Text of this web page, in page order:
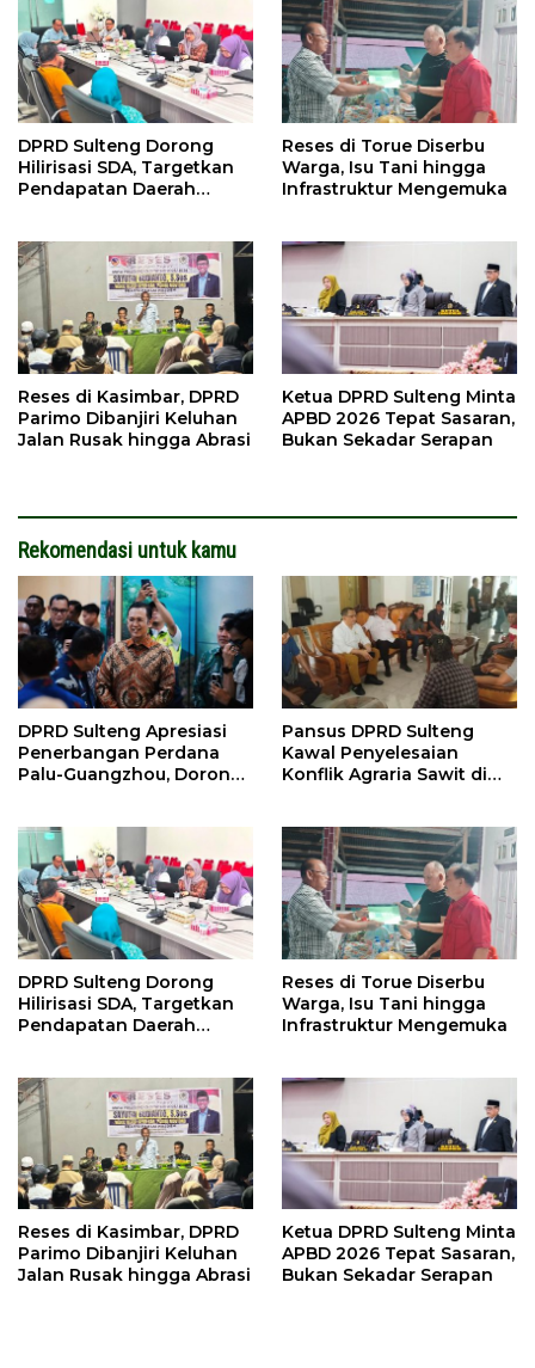
DPRD Sulteng Dorong
Hilirisasi SDA, Targetkan
Pendapatan Daerah
Reses di Torue Diserbu
Warga, Isu Tani hingga
Infrastruktur Mengemuka
Reses di Kasimbar, DPRD
Parimo Dibanjiri Keluhan
Jalan Rusak hingga Abrasi
Ketua DPRD Sulteng Minta
APBD 2026 Tepat Sasaran,
Bukan Sekadar Serapan
Rekomendasi untuk kamu
DPRD Sulteng Apresiasi
Penerbangan Perdana
Palu-Guangzhou, Dorong
Pansus DPRD Sulteng
Kawal Penyelesaian
Konflik Agraria Sawit di
DPRD Sulteng Dorong
Hilirisasi SDA, Targetkan
Pendapatan Daerah
Reses di Torue Diserbu
Warga, Isu Tani hingga
Infrastruktur Mengemuka
Reses di Kasimbar, DPRD
Parimo Dibanjiri Keluhan
Jalan Rusak hingga Abrasi
Ketua DPRD Sulteng Minta
APBD 2026 Tepat Sasaran,
Bukan Sekadar Serapan